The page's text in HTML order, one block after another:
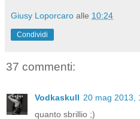
Giusy Loporcaro alle 10:24
Condividi
37 commenti:
Vodkaskull 20 mag 2013,
quanto sbrillio ;)